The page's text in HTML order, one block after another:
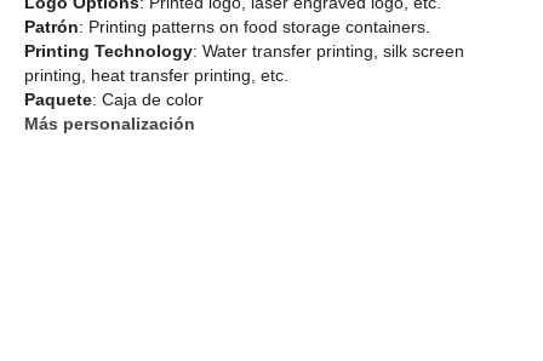
Patrón: Printing patterns on food storage containers.
Printing Technology: Water transfer printing, silk screen
printing, heat transfer printing, etc.
Paquete: Caja de color
Más personalización